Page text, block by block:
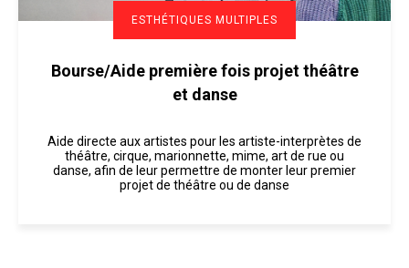
ESTHÉTIQUES MULTIPLES
Bourse/Aide première fois projet théâtre
et danse
Aide directe aux artistes pour les artiste-interprètes de
théâtre, cirque, marionnette, mime, art de rue ou
danse, afin de leur permettre de monter leur premier
projet de théâtre ou de danse